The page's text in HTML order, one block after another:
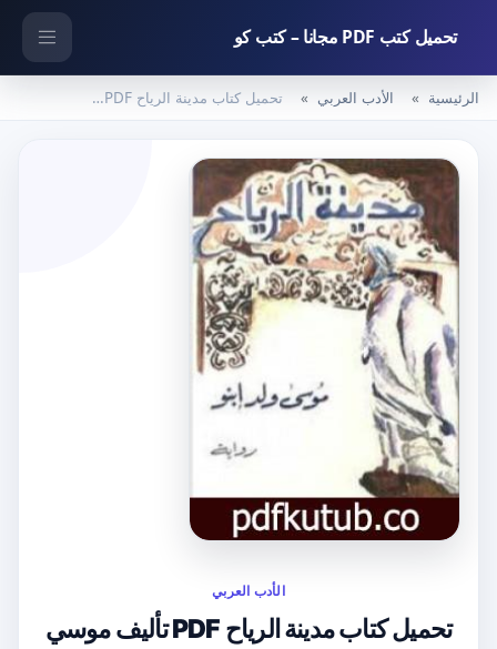
تحميل كتب PDF مجانا – كتب كو
الرئيسية الأدب العربي تحميل كتاب مدينة الرياح PDF تأليف موسي ولد ابنو مجانا [كامل]
الأدب العربي
تحميل كتاب مدينة الرياح PDF تأليف موسي